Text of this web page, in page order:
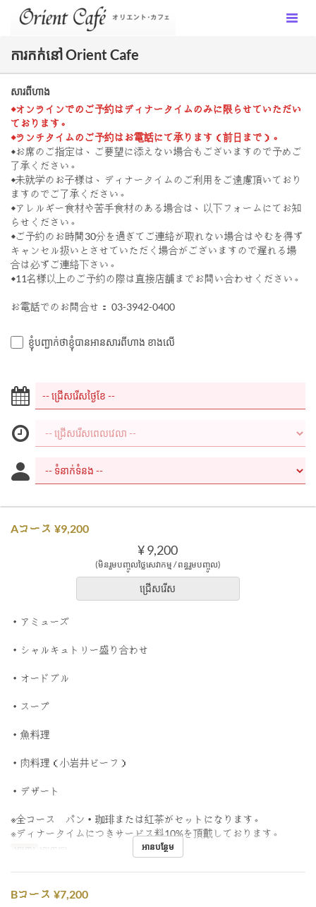
ការកក់នៅ Orient Cafe
សារពីហាង
◆オンラインでのご予約はディナータイムのみに限らせていただい
ております。
◆ランチタイムのご予約はお電話にて承ります（前日まで）。
◆お席のご指定は、ご要望に添えない場合もございますので予めご
了承ください。
◆未就学のお子様は、ディナータイムのご利用をご遠慮頂いており
ますのでご了承ください。
◆アレルギー食材や苦手食材のある場合は、以下フォームにてお知
らせください。
◆ご予約のお時間30分を過ぎてご連絡が取れない場合はやむを得ず
キャンセル扱いとさせていただく場合がございますので遅れる場
合は必ずご連絡下さい。
◆11名様以上のご予約の際は直接店舗までお問い合わせください。
お電話でのお問合せ： 03-3942-0400
ខ្ញុំបញ្ជាក់ថាខ្ញុំបានអានសារពីហាង ខាងលើ
Aコース ¥9,200
¥ 9,200
(មិនរួមបញ្ចូលថ្លៃសេវាកម្ម / ពន្ធរួមបញ្ចូល)
ជ្រើសរើស
・アミューズ
・シャルキュトリー盛り合わせ
・オードブル
・スープ
・魚料理
・肉料理（小岩井ビーフ）
・デザート
※全コース パン・珈琲または紅茶がセットになります。
※ディナータイムにつきサービス料10%を頂戴しております。
អាហារ អាហារឡ អានបន្ថែម
Bコース ¥7,200